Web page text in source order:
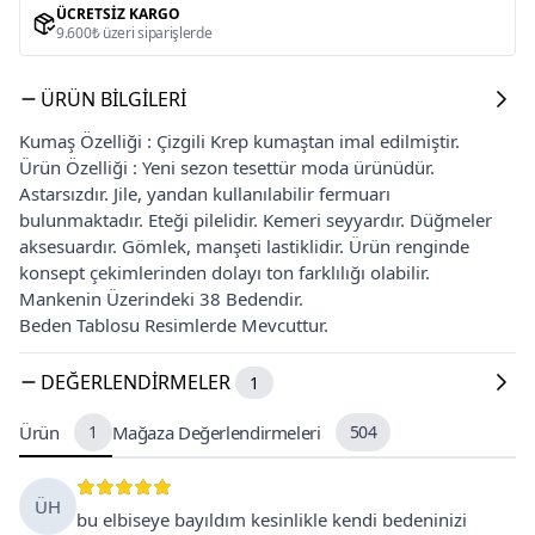
ÜCRETSIZ KARGO
9.600₺ üzeri siparişlerde
ÜRÜN BILGILERI
Kumaş Özelliği : Çizgili Krep kumaştan imal edilmiştir.
Ürün Özelliği : Yeni sezon tesettür moda ürünüdür.
Astarsızdır. Jile, yandan kullanılabilir fermuarı
bulunmaktadır. Eteği pilelidir. Kemeri seyyardır. Düğmeler
aksesuardır. Gömlek, manşeti lastiklidir. Ürün renginde
konsept çekimlerinden dolayı ton farklılığı olabilir.
Mankenin Üzerindeki 38 Bedendir.
Beden Tablosu Resimlerde Mevcuttur.
DEĞERLENDIRMELER 1
Ürün 1 Mağaza Değerlendirmeleri 504
ÜH
bu elbiseye bayıldım kesinlikle kendi bedeninizi